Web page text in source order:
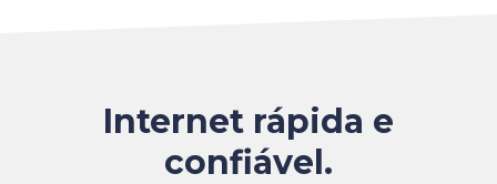
Internet rápida e
confiável.